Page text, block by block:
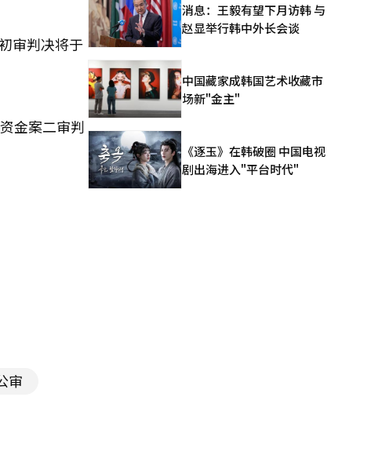
审判决将于
金案二审判
审
消息：王毅有望下月访韩 与
赵显举行韩中外长会谈
中国藏家成韩国艺术收藏市
场新"金主"
《逐玉》在韩破圈 中国电视
剧出海进入"平台时代"